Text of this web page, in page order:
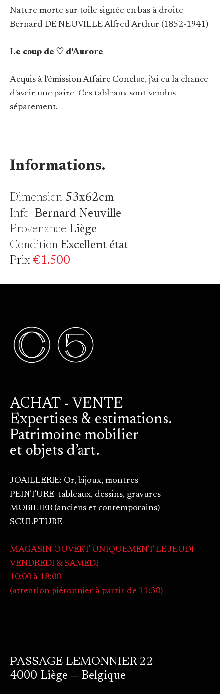
Nature morte sur toile signée en bas à droite
Bernard DE NEUVILLE Alfred Arthur (1852-1941)
Le coup de ♡ d'Aurore
Acquis à l'émission Affaire Conclue, j'ai eu la chance
d'avoir une paire. Ces tableaux sont vendus
séparement.
Informations.
Dimension53x62cm
Info Bernard Neuville
Provenance Liège
Condition Excellent état
Prix€1.500
ACHAT - VENTE
Expertises & estimations.
Patrimoine mobilier
et objets d’art.
JOAILLERIE: Or, bijoux, montres
PEINTURE: tableaux, dessins, gravures
MOBILIER (anciens et contemporains)
SCULPTURE
MAGASIN OUVERT UNIQUEMENT LE JEUDI
VENDREDI & SAMEDI
10:00 à 18:00
(attention piétonnier à partir de 11:30)
PASSAGE LEMONNIER 22
4000 Liège — Belgique